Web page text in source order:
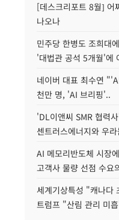
[데스크리포트 8월] 어
나오나
민주당 한병도 조희대
'대법관 공석 5개월'에
네이버 대표 최수연
천만 명, 'AI 브리핑'..
'DL이앤씨 SMR 협력
센트러스에너지와 우
AI 메모리반도체 시장
고객사 물량 선점 수요
세계기상특성 "캐나다
트럼프 "산림 관리 미